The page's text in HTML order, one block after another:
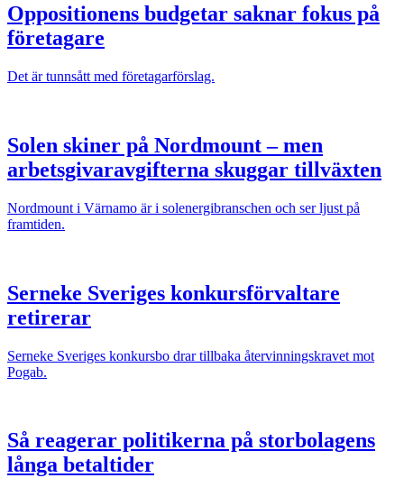
Oppositionens budgetar saknar fokus på
företagare
Det är tunnsått med företagarförslag.
Solen skiner på Nordmount – men
arbetsgivaravgifterna skuggar tillväxten
Nordmount i Värnamo är i solenergibranschen och ser ljust på
framtiden.
Serneke Sveriges konkursförvaltare
retirerar
Serneke Sveriges konkursbo drar tillbaka återvinningskravet mot
Pogab.
Så reagerar politikerna på storbolagens
långa betaltider